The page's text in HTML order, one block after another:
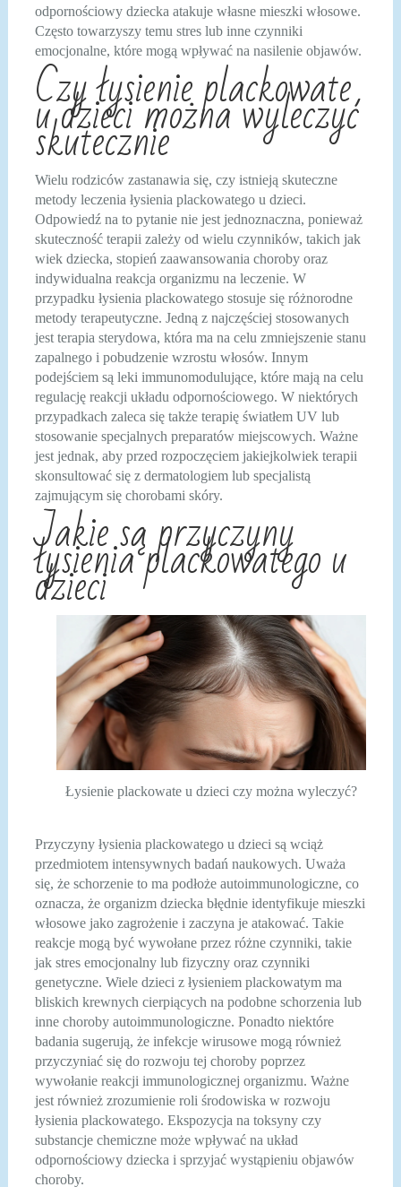
odpornościowy dziecka atakuje własne mieszki włosowe.
Często towarzyszy temu stres lub inne czynniki
emocjonalne, które mogą wpływać na nasilenie objawów.
Czy łysienie plackowate
u dzieci można wyleczyć
skutecznie
Wielu rodziców zastanawia się, czy istnieją skuteczne
metody leczenia łysienia plackowatego u dzieci.
Odpowiedź na to pytanie nie jest jednoznaczna, ponieważ
skuteczność terapii zależy od wielu czynników, takich jak
wiek dziecka, stopień zaawansowania choroby oraz
indywidualna reakcja organizmu na leczenie. W
przypadku łysienia plackowatego stosuje się różnorodne
metody terapeutyczne. Jedną z najczęściej stosowanych
jest terapia sterydowa, która ma na celu zmniejszenie stanu
zapalnego i pobudzenie wzrostu włosów. Innym
podejściem są leki immunomodulujące, które mają na celu
regulację reakcji układu odpornościowego. W niektórych
przypadkach zaleca się także terapię światłem UV lub
stosowanie specjalnych preparatów miejscowych. Ważne
jest jednak, aby przed rozpoczęciem jakiejkolwiek terapii
skonsultować się z dermatologiem lub specjalistą
zajmującym się chorobami skóry.
Jakie są przyczyny
łysienia plackowatego u
dzieci
Łysienie plackowate u dzieci czy można wyleczyć?
Przyczyny łysienia plackowatego u dzieci są wciąż
przedmiotem intensywnych badań naukowych. Uważa
się, że schorzenie to ma podłoże autoimmunologiczne, co
oznacza, że organizm dziecka błędnie identyfikuje mieszki
włosowe jako zagrożenie i zaczyna je atakować. Takie
reakcje mogą być wywołane przez różne czynniki, takie
jak stres emocjonalny lub fizyczny oraz czynniki
genetyczne. Wiele dzieci z łysieniem plackowatym ma
bliskich krewnych cierpiących na podobne schorzenia lub
inne choroby autoimmunologiczne. Ponadto niektóre
badania sugerują, że infekcje wirusowe mogą również
przyczyniać się do rozwoju tej choroby poprzez
wywołanie reakcji immunologicznej organizmu. Ważne
jest również zrozumienie roli środowiska w rozwoju
łysienia plackowatego. Ekspozycja na toksyny czy
substancje chemiczne może wpływać na układ
odpornościowy dziecka i sprzyjać wystąpieniu objawów
choroby.